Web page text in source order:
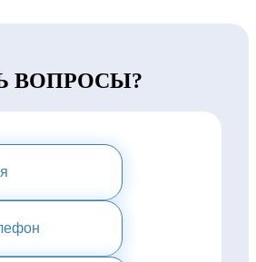
ВОПРОСЫ?